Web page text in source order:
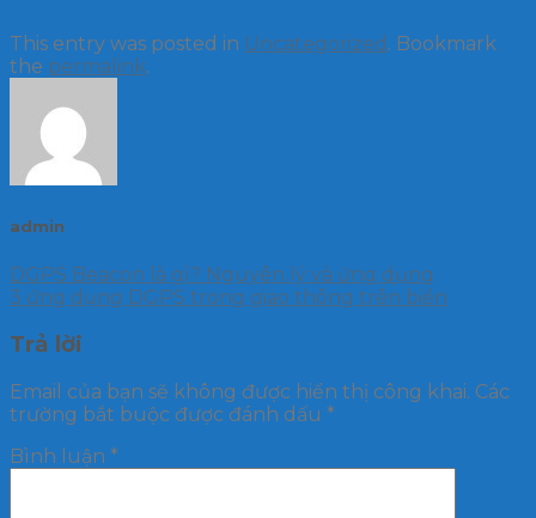
This entry was posted in Uncategorized . Bookmark
the permalink.
admin
DGPS Beacon là gì? Nguyên lý và ứng dụng
3 ứng dụng DGPS trong giao thông trên biển
Trả lời
Email của bạn sẽ không được hiển thị công khai. Các
trường bắt buộc được đánh dấu *
Bình luận *